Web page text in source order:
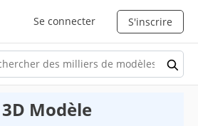
Se connecter S'inscrire
Modèle